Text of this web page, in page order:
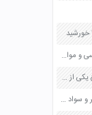
خورشید
تحریم اقتصادی و آثار آن را بر زندگی مردم در کلاس بررسی و موارد آن را فهرست کنید صفحه 72 آمادگی دفاعی دهم
تحقیق با استفاده از منابع معتبر مانند سایت وزارت دفاع یکی از تولیدات داخلی معرفی شده در این درس یا موارد دیگری را به دلخواه انتخاب و درباره قابلیت های آن تحقیق کنید صفحه 21 آمادگی دفاعی دهم
تحلیل فیلم پیش به سوی عصر رسانه ها صفحه 11 تفکر و سواد رسانه ای دهم